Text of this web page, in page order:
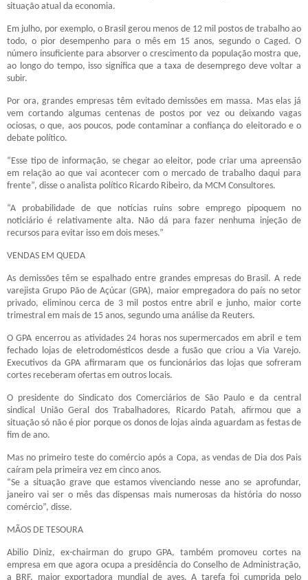
situação atual da economia.
Em julho, por exemplo, o Brasil gerou menos de 12 mil postos de trabalho ao
todo, o pior desempenho para o mês em 15 anos, segundo o Caged. O
número insuficiente para absorver o crescimento da população mostra que,
ao longo do tempo, isso significa que a taxa de desemprego deve voltar a
subir.
Por ora, grandes empresas têm evitado demissões em massa. Mas elas já
vem cortando algumas centenas de postos por vez ou deixando vagas
ociosas, o que, aos poucos, pode contaminar a confiança do eleitorado e o
debate político.
“Esse tipo de informação, se chegar ao eleitor, pode criar uma apreensão
em relação ao que vai acontecer com o mercado de trabalho daqui para
frente”, disse o analista político Ricardo Ribeiro, da MCM Consultores.
“A probabilidade de que notícias ruins sobre emprego pipoquem no
noticiário é relativamente alta. Não dá para fazer nenhuma injeção de
recursos para evitar isso em dois meses.”
VENDAS EM QUEDA
As demissões têm se espalhado entre grandes empresas do Brasil. A rede
varejista Grupo Pão de Açúcar (GPA), maior empregadora do país no setor
privado, eliminou cerca de 3 mil postos entre abril e junho, maior corte
trimestral em mais de 15 anos, segundo uma análise da Reuters.
O GPA encerrou as atividades 24 horas nos supermercados em abril e tem
fechado lojas de eletrodomésticos desde a fusão que criou a Via Varejo.
Executivos da GPA afirmaram que os funcionários das lojas que sofreram
cortes receberam ofertas em outros locais.
O presidente do Sindicato dos Comerciários de São Paulo e da central
sindical União Geral dos Trabalhadores, Ricardo Patah, afirmou que a
situação só não é pior porque os donos de lojas ainda aguardam as festas de
fim de ano.
Mas no primeiro teste do comércio após a Copa, as vendas de Dia dos Pais
caíram pela primeira vez em cinco anos.
“Se a situação grave que estamos vivenciando nesse ano se aprofundar,
janeiro vai ser o mês das dispensas mais numerosas da história do nosso
comércio”, disse.
MÃOS DE TESOURA
Abilio Diniz, ex-chairman do grupo GPA, também promoveu cortes na
empresa em que agora ocupa a presidência do Conselho de Administração,
a BRF, maior exportadora mundial de aves. A tarefa foi cumprida pelo